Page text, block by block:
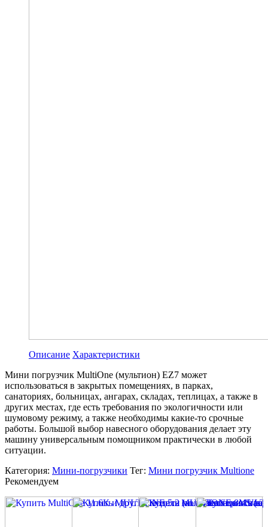
Описание Характеристики
Мини погрузчик MultiOne (мультион) EZ7 может
использоваться в закрытых помещениях, в парках,
санаториях, больницах, ангарах, складах, теплицах, а также в
других местах, где есть требования по экологичности или
шумовому режиму, а также необходимы какие-то срочные
работы. Большой выбор навесного оборудования делает эту
машину универсальным помощником практически в любой
ситуации.
Категория: Мини-погрузчики Тег: Мини погрузчик Multione
Рекомендуем